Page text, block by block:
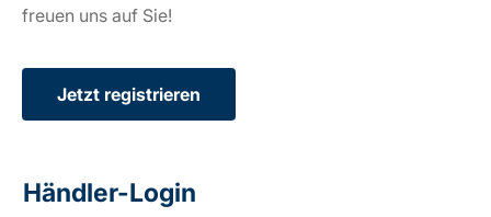
freuen uns auf Sie!
Jetzt registrieren
Händler-Login